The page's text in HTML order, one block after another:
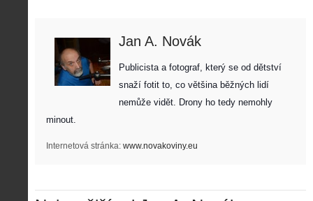
Jan A. Novák
Publicista a fotograf, který se od dětství
snaží fotit to, co většina běžných lidí
nemůže vidět. Drony ho tedy nemohly
minout.
Internetová stránka: www.novakoviny.eu